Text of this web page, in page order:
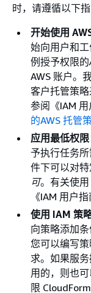
时，请遵循以下指
开始使用
始向用户和
例授予权限的
AWS 账户。
客户托管策
参阅《IAM 用
的AWS 托管
应用最低权限
予执行任务
件下可以对
可。有关使
《IAM 用户指
使用 IAM 策
向策略添加
您可以编写
求。如果服
用的，则也
限